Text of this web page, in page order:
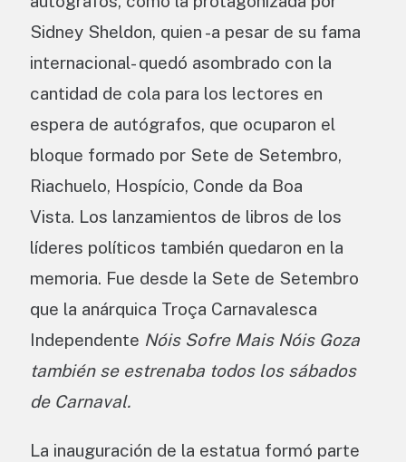
Sidney Sheldon, quien -a pesar de su fama
internacional- quedó asombrado con la
cantidad de cola para los lectores en
espera de autógrafos, que ocuparon el
bloque formado por Sete de Setembro,
Riachuelo, Hospício, Conde da Boa
Vista. Los lanzamientos de libros de los
líderes políticos también quedaron en la
memoria. Fue desde la Sete de Setembro
que la anárquica Troça Carnavalesca
Independente Nóis Sofre Mais Nóis Goza
también se estrenaba todos los sábados
de Carnaval.
La inauguración de la estatua formó parte